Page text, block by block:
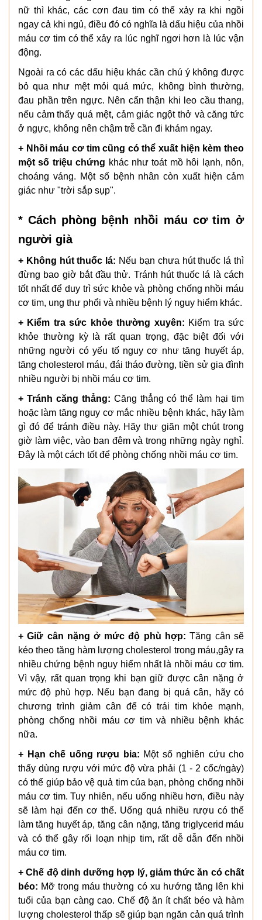
nữ thì khác, các cơn đau tim có thể xảy ra khi ngồi
ngay cả khi ngủ, điều đó có nghĩa là dấu hiệu của nhồi
máu cơ tim có thể xảy ra lúc nghĩ ngơi hơn là lúc vận
động.
Ngoài ra có các dấu hiệu khác cần chú ý không được
bỏ qua như mệt mỏi quá mức, không bình thường,
đau phần trên ngực. Nên cẩn thận khi leo cầu thang,
nếu cảm thấy quá mệt, cảm giác ngột thở và căng tức
ở ngực, không nên chậm trễ cần đi khám ngay.
+ Nhồi máu cơ tim cũng có thể xuất hiện kèm theo
một số triệu chứng khác như toát mồ hôi lạnh, nôn,
choáng váng. Một số bệnh nhân còn xuất hiện cảm
giác như "trời sắp sụp".
* Cách phòng bệnh nhồi máu cơ tim ở
người già
+ Không hút thuốc lá: Nếu bạn chưa hút thuốc lá thì
đừng bao giờ bắt đầu thử. Tránh hút thuốc lá là cách
tốt nhất để duy trì sức khỏe và phòng chống nhồi máu
cơ tim, ung thư phổi và nhiều bệnh lý nguy hiểm khác.
+ Kiểm tra sức khỏe thường xuyên: Kiểm tra sức
khỏe thường kỳ là rất quan trọng, đặc biệt đối với
những người có yếu tố nguy cơ như tăng huyết áp,
tăng cholesterol máu, đái tháo đường, tiền sử gia đình
nhiều người bị nhồi máu cơ tim.
+ Tránh căng thẳng: Căng thẳng có thể làm hại tim
hoặc làm tăng nguy cơ mắc nhiều bệnh khác, hãy làm
gì đó để tránh điều này. Hãy thư giãn một chút trong
giờ làm việc, vào ban đêm và trong những ngày nghỉ.
Đây là một cách tốt để phòng chống nhồi máu cơ tim.
+ Giữ cân nặng ở mức độ phù hợp:Tăng cân sẽ
kéo theo tăng hàm lượng cholesterol trong máu,gây ra
nhiều chứng bệnh nguy hiểm nhất là nhồi máu cơ tim.
Vì vậy, rất quan trọng khi bạn giữ được cân nặng ở
mức độ phù hợp. Nếu bạn đang bị quá cân, hãy có
chương trình giảm cân để có trái tim khỏe mạnh,
phòng chống nhồi máu cơ tim và nhiều bệnh khác
nữa.
+ Hạn chế uống rượu bia: Một số nghiên cứu cho
thấy dùng rượu với mức độ vừa phải (1 - 2 cốc/ngày)
có thể giúp bảo vệ quả tim của bạn, phòng chống nhồi
máu cơ tim. Tuy nhiên, nếu uống nhiều hơn, điều này
sẽ làm hại đến cơ thể. Uống quá nhiều rượu có thể
làm tăng huyết áp, tăng cân nặng, tăng triglycerid máu
và có thể gây rối loạn nhịp tim, rất dễ dẫn đến nhồi
máu cơ tim.
+ Chế độ dinh dưỡng hợp lý, giảm thức ăn có chất
béo: Mỡ trong máu thường có xu hướng tăng lên khi
tuổi của bạn càng cao. Chế độ ăn ít chất béo và hàm
lượng cholesterol thấp sẽ giúp bạn ngăn cản quá trình